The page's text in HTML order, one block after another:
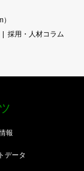
採用・人材コラム
報
データ